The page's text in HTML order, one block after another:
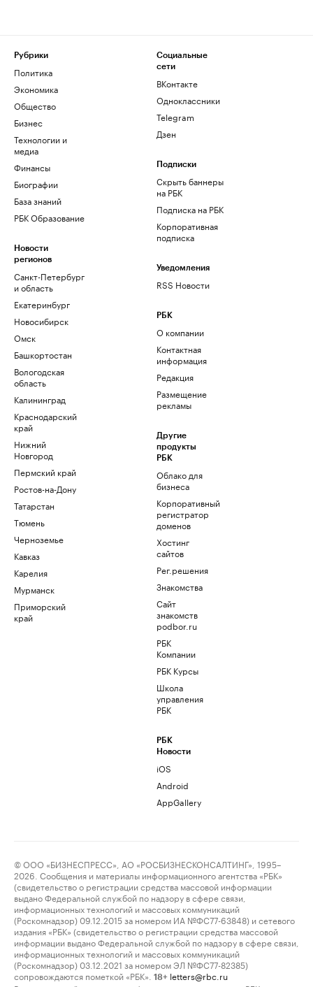
Рубрики
Политика
Экономика
Общество
Бизнес
Технологии и
медиа
Финансы
Биографии
База знаний
РБК Образование
Новости
регионов
Санкт-Петербург
и область
Екатеринбург
Новосибирск
Омск
Башкортостан
Вологодская
область
Калининград
Краснодарский
край
Нижний
Новгород
Пермский край
Ростов-на-Дону
Татарстан
Тюмень
Черноземье
Кавказ
Карелия
Мурманск
Приморский
край
Социальные
сети
ВКонтакте
Одноклассники
Telegram
Дзен
Подписки
Скрыть баннеры
на РБК
Подписка на РБК
Корпоративная
подписка
Уведомления
RSS Новости
РБК
О компании
Контактная
информация
Редакция
Размещение
рекламы
Другие
продукты
РБК
Облако для
бизнеса
Корпоративный
регистратор
доменов
Хостинг
сайтов
Рег.решения
Знакомства
Сайт
знакомств
podbor.ru
РБК
Компании
РБК Курсы
Школа
управления
РБК
РБК
Новости
iOS
Android
AppGallery
© ООО «БИЗНЕСПРЕСС», АО «РОСБИЗНЕСКОНСАЛТИНГ», 1995–
2026. Сообщения и материалы информационного агентства «РБК»
(свидетельство о регистрации средства массовой информации
выдано Федеральной службой по надзору в сфере связи,
информационных технологий и массовых коммуникаций
(Роскомнадзор) 09.12.2015 за номером ИА №ФС77-63848) и сетевого
издания «РБК» (свидетельство о регистрации средства массовой
информации выдано Федеральной службой по надзору в сфере связи,
информационных технологий и массовых коммуникаций
(Роскомнадзор) 03.12.2021 за номером ЭЛ №ФС77-82385)
сопровождаются пометкой «РБК».
18+ letters@rbc.ru